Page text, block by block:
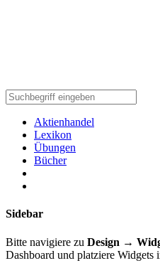
Aktienhandel
Lexikon
Übungen
Bücher
Sidebar
Bitte navigiere zu Design →
Dashboard und platziere Widgets